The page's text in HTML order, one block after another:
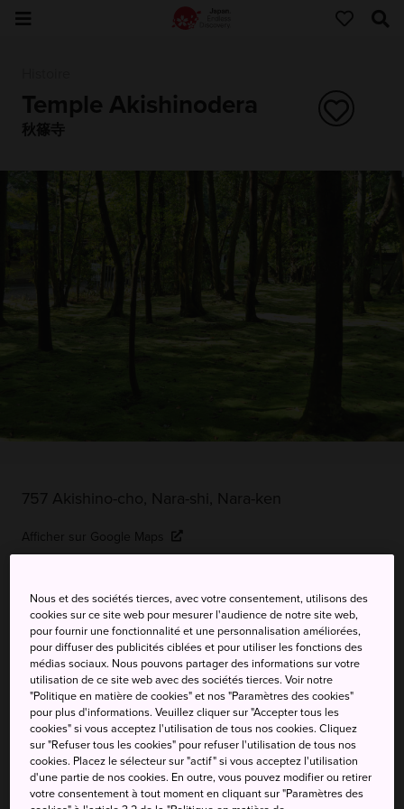
Temple Akishinodera
秋篠寺
757 Akishino-cho, Nara-shi, Nara-ken
Afficher sur Google Maps
MOTS-CLÉS CARTE
Un jardin paisible aux statues
d'envergure historique
Le temple Akishinodera, construit vers l'an 780 par
l'empereur Konin et reconstruit suite à un incendie au XIIe
Nous et des sociétés tierces, avec votre consentement, utilisons des
cookies sur ce site web pour mesurer l'audience de notre site web,
pour fournir une fonctionnalité et une personnalisation améliorées,
pour diffuser des publicités ciblées et pour utiliser les fonctions des
médias sociaux. Nous pouvons partager des informations sur votre
utilisation de ce site web avec des sociétés tierces. Voir notre
"Politique en matière de cookies" et nos "Paramètres des cookies"
pour plus d'informations. Veuillez cliquer sur "Accepter tous les
cookies" si vous acceptez l'utilisation de tous nos cookies. Cliquez
sur "Refuser tous les cookies" pour refuser l'utilisation de tous nos
cookies. Placez le sélecteur sur "actif" si vous acceptez l'utilisation
d'une partie de nos cookies. En outre, vous pouvez modifier ou retirer
votre consentement à tout moment en cliquant sur "Paramètres des